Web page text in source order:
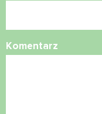
Komentarz